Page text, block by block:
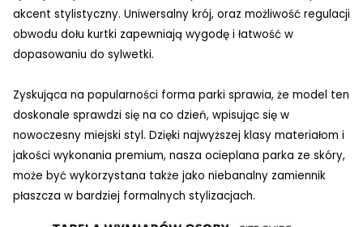
akcent stylistyczny. Uniwersalny krój, oraz możliwość regulacji
obwodu dołu kurtki zapewniają wygodę i łatwość w
dopasowaniu do sylwetki.
Zyskująca na popularności forma parki sprawia, że model ten
doskonale sprawdzi się na co dzień, wpisując się w
nowoczesny miejski styl. Dzięki najwyższej klasy materiałom i
jakości wykonania premium, nasza ocieplana parka ze skóry,
może być wykorzystana także jako niebanalny zamiennik
płaszcza w bardziej formalnych stylizacjach.